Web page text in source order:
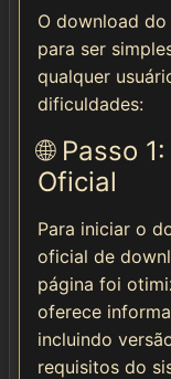
O download
para ser
qualquer
dificuldades:
🌐 Passo
Oficial
Para iniciar o
oficial de
página foi
oferece
incluindo
requisitos do